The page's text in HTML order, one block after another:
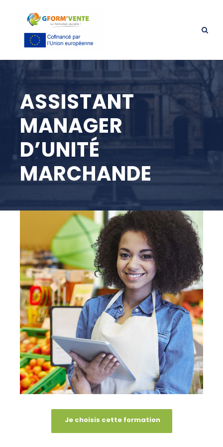
ASSISTANT
MANAGER
D’UNITÉ
MARCHANDE
Je choisis cette formation